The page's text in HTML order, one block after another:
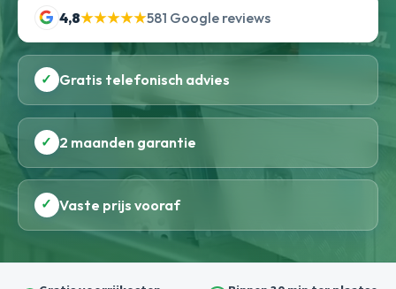
4,8★★★★★581 Google reviews
✓ Gratis telefonisch advies
✓ 2 maanden garantie
✓ Vaste prijs vooraf